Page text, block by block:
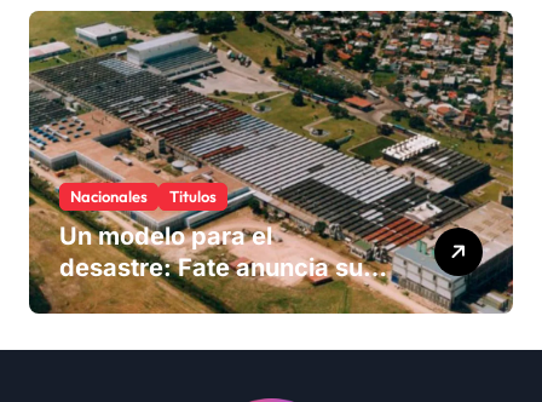
Nacionales Titulos
Un modelo para el
desastre: Fate anuncia su
cierre definitivo y despide a